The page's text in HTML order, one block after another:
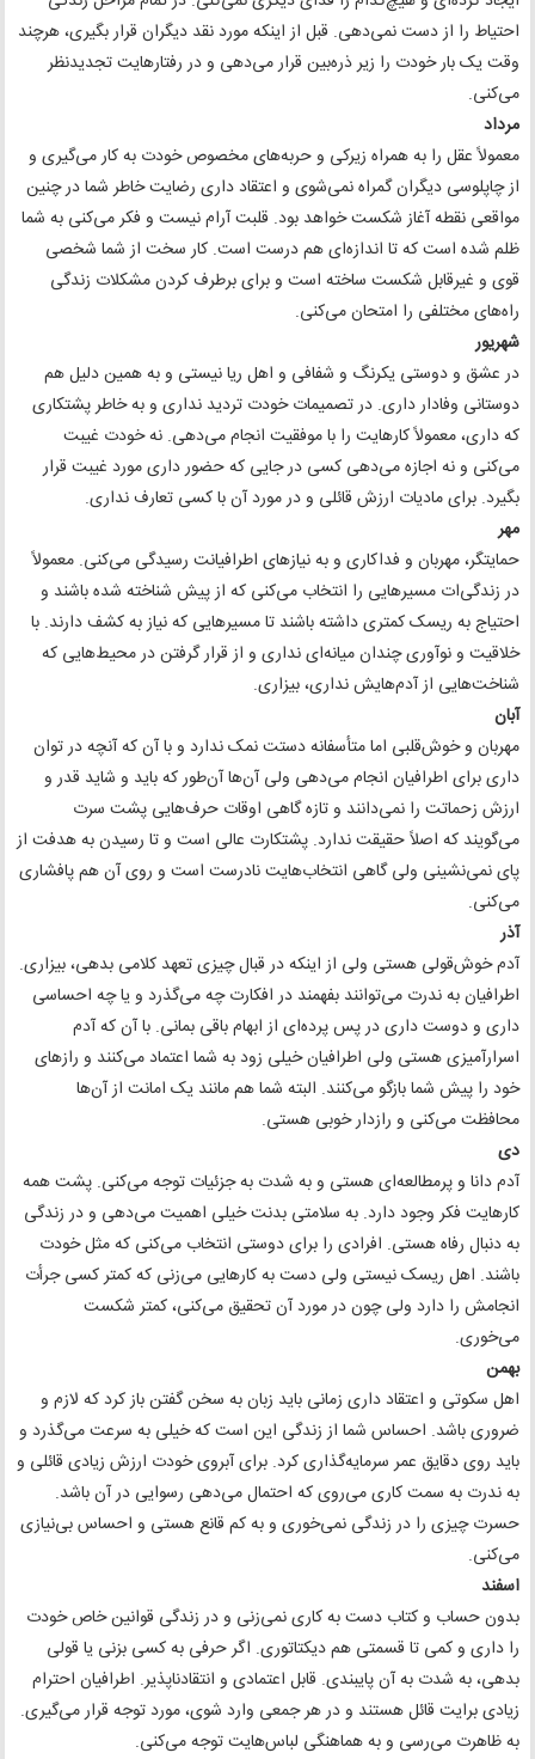
احتیاط را از دست نمی‌دهی. قبل از اینکه مورد نقد دیگران قرار بگیری، هرچند
وقت یک بار خودت را زیر ذره‌بین قرار می‌دهی و در رفتارهایت تجدیدنظر
می‌کنی.
مرداد
معمولاً عقل را به همراه زیرکی و حربه‌های مخصوص خودت به کار می‌گیری و
از چاپلوسی دیگران گمراه نمی‌شوی و اعتقاد داری رضایت خاطر شما در چنین
مواقعی نقطه آغاز شکست خواهد بود. قلبت آرام نیست و فکر می‌کنی به شما
ظلم شده است که تا اندازه‌ای هم درست است. کار سخت از شما شخصی
قوی و غیرقابل شکست ساخته است و برای برطرف کردن مشکلات زندگی
راه‌های مختلفی را امتحان می‌کنی.
شهریور
در عشق و دوستی یکرنگ و شفافی و اهل ریا نیستی و به همین دلیل هم
دوستانی وفادار داری. در تصمیمات خودت تردید نداری و به خاطر پشتکاری
که داری، معمولاً کارهایت را با موفقیت انجام می‌دهی. نه خودت غیبت
می‌کنی و نه اجازه می‌دهی کسی در جایی که حضور داری مورد غیبت قرار
بگیرد. برای مادیات ارزش قائلی و در مورد آن با کسی تعارف نداری.
مهر
حمایتگر، مهربان و فداکاری و به نیازهای اطرافیانت رسیدگی می‌کنی. معمولاً
در زندگی‌ات مسیرهایی را انتخاب می‌کنی که از پیش شناخته شده باشند و
احتیاج به ریسک کمتری داشته باشند تا مسیرهایی که نیاز به کشف دارند. با
خلاقیت و نوآوری چندان میانه‌ای نداری و از قرار گرفتن در محیط‌هایی که
شناخت‌هایی از آدم‌هایش نداری، بیزاری.
آبان
مهربان و خوش‌قلبی اما متأسفانه دستت نمک ندارد و با آن که آنچه در توان
داری برای اطرافیان انجام می‌دهی ولی آن‌ها آن‌طور که باید و شاید قدر و
ارزش زحماتت را نمی‌دانند و تازه گاهی اوقات حرف‌هایی پشت سرت
می‌گویند که اصلاً حقیقت ندارد. پشتکارت عالی است و تا رسیدن به هدفت از
پای نمی‌نشینی ولی گاهی انتخاب‌هایت نادرست است و روی آن هم پافشاری
می‌کنی.
آذر
آدم خوش‌قولی هستی ولی از اینکه در قبال چیزی تعهد کلامی بدهی، بیزاری.
اطرافیان به ندرت می‌توانند بفهمند در افکارت چه می‌گذرد و یا چه احساسی
داری و دوست داری در پس پرده‌ای از ابهام باقی بمانی. با آن که آدم
اسرارآمیزی هستی ولی اطرافیان خیلی زود به شما اعتماد می‌کنند و رازهای
خود را پیش شما بازگو می‌کنند. البته شما هم مانند یک امانت از آن‌ها
محافظت می‌کنی و رازدار خوبی هستی.
دی
آدم دانا و پرمطالعه‌ای هستی و به شدت به جزئیات توجه می‌کنی. پشت همه
کارهایت فکر وجود دارد. به سلامتی بدنت خیلی اهمیت می‌دهی و در زندگی
به دنبال رفاه هستی. افرادی را برای دوستی انتخاب می‌کنی که مثل خودت
باشند. اهل ریسک نیستی ولی دست به کارهایی می‌زنی که کمتر کسی جرأت
انجامش را دارد ولی چون در مورد آن تحقیق می‌کنی، کمتر شکست
می‌خوری.
بهمن
اهل سکوتی و اعتقاد داری زمانی باید زبان به سخن گفتن باز کرد که لازم و
ضروری باشد. احساس شما از زندگی این است که خیلی به سرعت می‌گذرد و
باید روی دقایق عمر سرمایه‌گذاری کرد. برای آبروی خودت ارزش زیادی قائلی و
به ندرت به سمت کاری می‌روی که احتمال می‌دهی رسوایی در آن باشد.
حسرت چیزی را در زندگی نمی‌خوری و به کم قانع هستی و احساس بی‌نیازی
می‌کنی.
اسفند
بدون حساب و کتاب دست به کاری نمی‌زنی و در زندگی قوانین خاص خودت
را داری و کمی تا قسمتی هم دیکتاتوری. اگر حرفی به کسی بزنی یا قولی
بدهی، به شدت به آن پایبندی. قابل اعتمادی و انتقادناپذیر. اطرافیان احترام
زیادی برایت قائل هستند و در هر جمعی وارد شوی، مورد توجه قرار می‌گیری.
به ظاهرت می‌رسی و به هماهنگی لباس‌هایت توجه می‌کنی.